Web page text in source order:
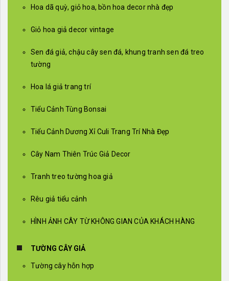
Hoa dã quỳ, giỏ hoa, bồn hoa decor nhà đẹp
Giỏ hoa giả decor vintage
Sen đá giả, chậu cây sen đá, khung tranh sen đá treo
tường
Hoa lá giả trang trí
Tiểu Cảnh Tùng Bonsai
Tiểu Cảnh Dương Xỉ Culi Trang Trí Nhà Đẹp
Cây Nam Thiên Trúc Giả Decor
Tranh treo tường hoa giả
Rêu giả tiểu cảnh
HÌNH ẢNH CÂY TỪ KHÔNG GIAN CỦA KHÁCH HÀNG
TƯỜNG CÂY GIẢ
Tường cây hỗn hợp